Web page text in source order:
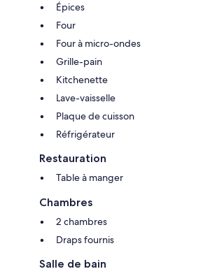
Épices
Four
Four à micro-ondes
Grille-pain
Kitchenette
Lave-vaisselle
Plaque de cuisson
Réfrigérateur
Restauration
Table à manger
Chambres
2 chambres
Draps fournis
Salle de bain